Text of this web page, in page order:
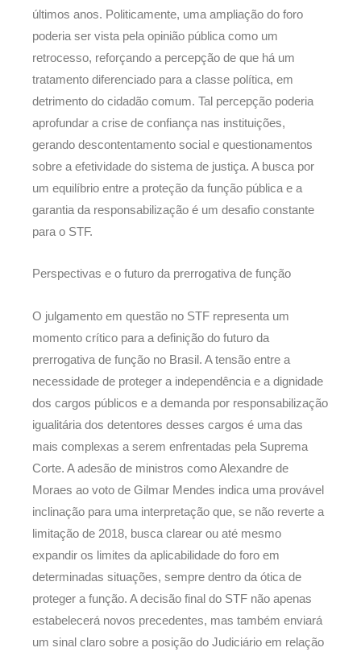
últimos anos. Politicamente, uma ampliação do foro
poderia ser vista pela opinião pública como um
retrocesso, reforçando a percepção de que há um
tratamento diferenciado para a classe política, em
detrimento do cidadão comum. Tal percepção poderia
aprofundar a crise de confiança nas instituições,
gerando descontentamento social e questionamentos
sobre a efetividade do sistema de justiça. A busca por
um equilíbrio entre a proteção da função pública e a
garantia da responsabilização é um desafio constante
para o STF.
Perspectivas e o futuro da prerrogativa de função
O julgamento em questão no STF representa um
momento crítico para a definição do futuro da
prerrogativa de função no Brasil. A tensão entre a
necessidade de proteger a independência e a dignidade
dos cargos públicos e a demanda por responsabilização
igualitária dos detentores desses cargos é uma das
mais complexas a serem enfrentadas pela Suprema
Corte. A adesão de ministros como Alexandre de
Moraes ao voto de Gilmar Mendes indica uma provável
inclinação para uma interpretação que, se não reverte a
limitação de 2018, busca clarear ou até mesmo
expandir os limites da aplicabilidade do foro em
determinadas situações, sempre dentro da ótica de
proteger a função. A decisão final do STF não apenas
estabelecerá novos precedentes, mas também enviará
um sinal claro sobre a posição do Judiciário em relação